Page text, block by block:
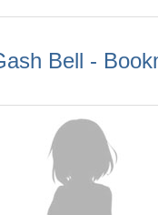
Bell -